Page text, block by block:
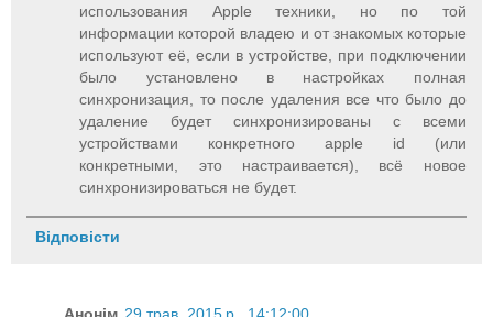
использования Apple техники, но по той
информации которой владею и от знакомых которые
используют её, если в устройстве, при подключении
было установлено в настройках полная
синхронизация, то после удаления все что было до
удаление будет синхронизированы с всеми
устройствами конкретного apple id (или
конкретными, это настраивается), всё новое
синхронизироваться не будет.
Відповісти